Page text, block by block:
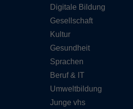
Digitale Bildung
Gesellschaft
Kultur
Gesundheit
Sprachen
Beruf & IT
Umweltbildung
Junge vhs